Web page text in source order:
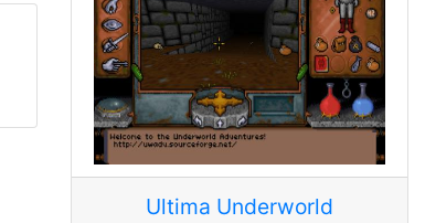
Ultima Underworld